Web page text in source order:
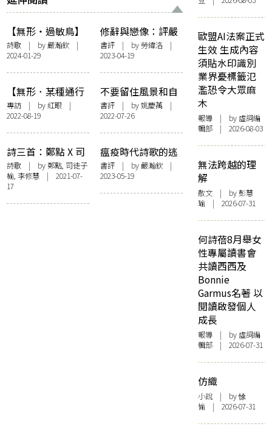
【無形・過敏鳥】
危險
詩歌 | by嚴瀚欽 |
2024-01-29
修辭與戀像：評嚴
瀚欽詩集《碎與拍
打之間》
書評| by勞緯洛|
2023-04-19
【無形．某種通行
證】在陰影覆蓋
下，走過虛妄與窄
路 —— 訪余婉蘭
專訪 | by紅眼 |
2022-08-19
不要留住風景和自
己——讀《碎與拍
打之間》輯一
書評| by姚慶萬|
2022-07-26
詩三首：鄭點 X 司
徒子榆 X 李修慧
詩歌 | by 鄭點, 司徒子
榆, 李修慧 | 2021-07-
17
瘟疫時代詩歌的逃
逸線路——讀何福
仁先生《愛在瘟疫
時》
書評| by嚴瀚欽|
2023-05-19
歐盟AI法案正式
生效 生成內容
須貼水印識別
業界憂標籤氾
濫恐令大眾麻
木
報導 | by 虛詞編
輯部 | 2026-08-03
無法跨越的理
解
散文 | by 彭慧
瑜 | 2026-07-31
何詩蓓8月舉女
性專屬讀書會
共讀西西及
Bonnie
Garmus名著 以
閱讀啟發個人
成長
報導 | by 虛詞編
輯部 | 2026-07-31
仿織
小說 | by 悇
愉 | 2026-07-31